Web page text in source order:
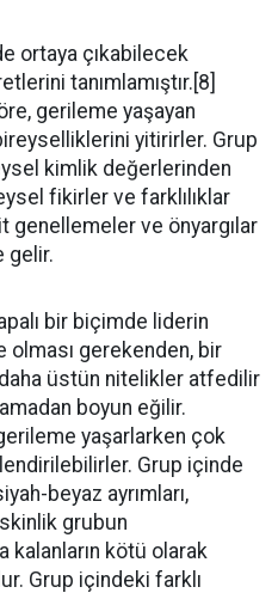
ortaya çıkabilecek
tanımlamıştır.[8]
gerileme yaşayan
yitirirler. Grup
kimlik değerlerinden
fikirler ve farklılıklar
genellemeler ve önyargılar
gelir.
bir biçimde liderin
olması gerekenden, bir
üstün nitelikler atfedilir
boyun eğilir.
yaşarlarken çok
Grup içinde
beyaz ayrımları,
grubun
kalanların kötü olarak
Grup içindeki farklı